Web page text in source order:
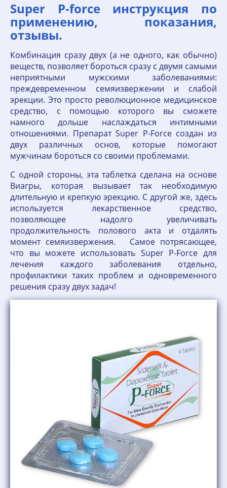
Super P-force инструкция по
применению, показания,
отзывы.
Комбинация сразу двух (а не одного, как обычно)
веществ, позволяет бороться сразу с двумя самыми
неприятными мужскими заболеваниями:
преждевременном семяизвержении и слабой
эрекции. Это просто революционное медицинское
средство, с помощью которого вы сможете
намного дольше наслаждаться интимными
отношениями. Препарат Super P-Force создан из
двух различных основ, которые помогают
мужчинам бороться со своими проблемами.
С одной стороны, эта таблетка сделана на основе
Виагры, которая вызывает так необходимую
длительную и крепкую эрекцию. С другой же, здесь
используется лекарственное средство,
позволяющее надолго увеличивать
продолжительность полового акта и отдалять
момент семяизвержения. Самое потрясающее,
что вы можете использовать Super P-Force для
лечения каждого заболевания отдельно,
профилактики таких проблем и одновременного
решения сразу двух задач!